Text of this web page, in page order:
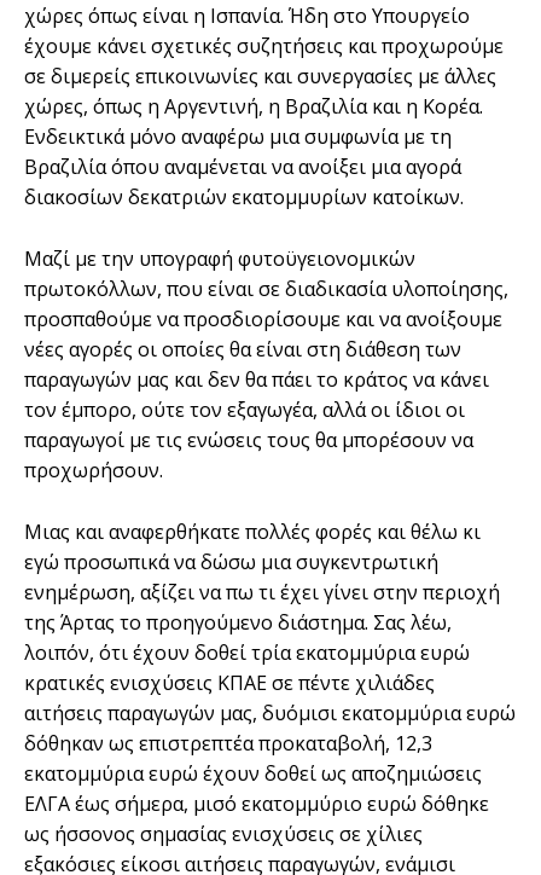
χώρες όπως είναι η Ισπανία. Ήδη στο Υπουργείο
έχουμε κάνει σχετικές συζητήσεις και προχωρούμε
σε διμερείς επικοινωνίες και συνεργασίες με άλλες
χώρες, όπως η Αργεντινή, η Βραζιλία και η Κορέα.
Ενδεικτικά μόνο αναφέρω μια συμφωνία με τη
Βραζιλία όπου αναμένεται να ανοίξει μια αγορά
διακοσίων δεκατριών εκατομμυρίων κατοίκων.
Μαζί με την υπογραφή φυτοϋγειονομικών
πρωτοκόλλων, που είναι σε διαδικασία υλοποίησης,
προσπαθούμε να προσδιορίσουμε και να ανοίξουμε
νέες αγορές οι οποίες θα είναι στη διάθεση των
παραγωγών μας και δεν θα πάει το κράτος να κάνει
τον έμπορο, ούτε τον εξαγωγέα, αλλά οι ίδιοι οι
παραγωγοί με τις ενώσεις τους θα μπορέσουν να
προχωρήσουν.
Μιας και αναφερθήκατε πολλές φορές και θέλω κι
εγώ προσωπικά να δώσω μια συγκεντρωτική
ενημέρωση, αξίζει να πω τι έχει γίνει στην περιοχή
της Άρτας το προηγούμενο διάστημα. Σας λέω,
λοιπόν, ότι έχουν δοθεί τρία εκατομμύρια ευρώ
κρατικές ενισχύσεις ΚΠΑΕ σε πέντε χιλιάδες
αιτήσεις παραγωγών μας, δυόμισι εκατομμύρια ευρώ
δόθηκαν ως επιστρεπτέα προκαταβολή, 12,3
εκατομμύρια ευρώ έχουν δοθεί ως αποζημιώσεις
ΕΛΓΑ έως σήμερα, μισό εκατομμύριο ευρώ δόθηκε
ως ήσσονος σημασίας ενισχύσεις σε χίλιες
εξακόσιες είκοσι αιτήσεις παραγωγών, ενάμισι